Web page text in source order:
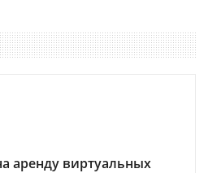
аренду виртуальных